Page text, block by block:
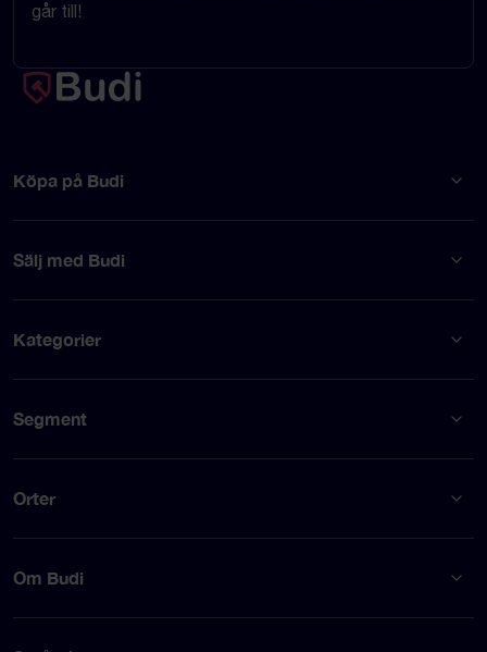
går till!
Köpa på Budi
Sälj med Budi
Kategorier
Segment
Orter
Om Budi